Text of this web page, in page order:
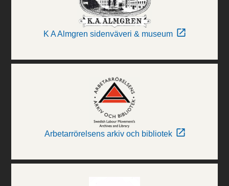
K A Almgren sidenväveri & museum
Arbetarrörelsens arkiv och bibliotek